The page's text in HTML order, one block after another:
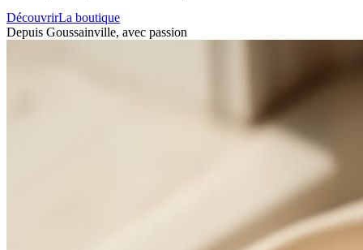
DécouvrirLa boutique
Depuis Goussainville, avec passion